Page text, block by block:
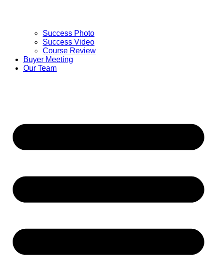
Success Photo
Success Video
Course Review
Buyer Meeting
Our Team